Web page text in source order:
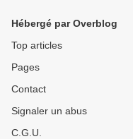
Hébergé par Overblog
Top articles
Pages
Contact
Signaler un abus
C.G.U.